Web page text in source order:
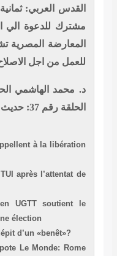
القدس العربي:
مشترك للدعوة الي
المعارضة المصرية
للعمل من اجل
د. محمد الهاشمي
الحلقة رقم 37: حديث الإفك
à la libération
après l’attentat de
UGTT soutient le
élection
d’un «benêt»?
Le Monde: Rome